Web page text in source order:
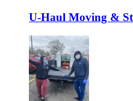
U-Haul Moving &